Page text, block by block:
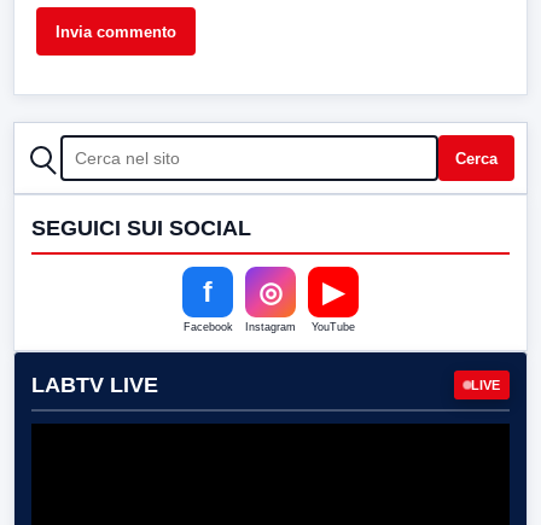
CERCA Cerca
SEGUICI SUI SOCIAL
f
Facebook
◎
Instagram
▶
YouTube
LABTV LIVE LIVE